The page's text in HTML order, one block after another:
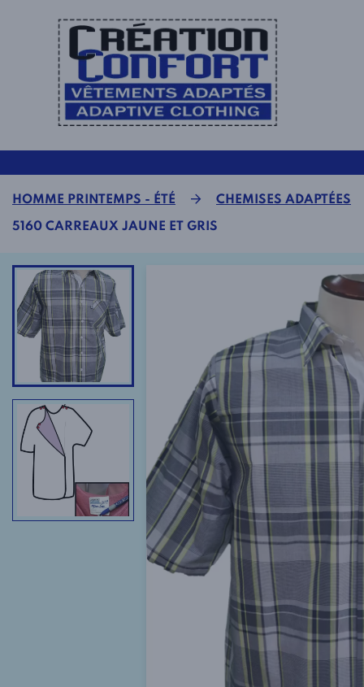
HOMME PRINTEMPS - ÉTÉ CHEMISES ADAPTÉES
5160 CARREAUX JAUNE ET GRIS